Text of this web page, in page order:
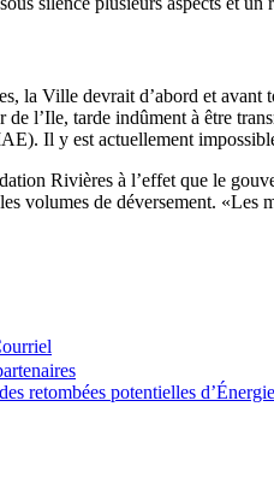
la Ville devrait d’abord et
de l’Ile, tarde indûment à être
Il y est actuellement
Rivières à l’effet que le
volumes de déversement.
retombées potentielles